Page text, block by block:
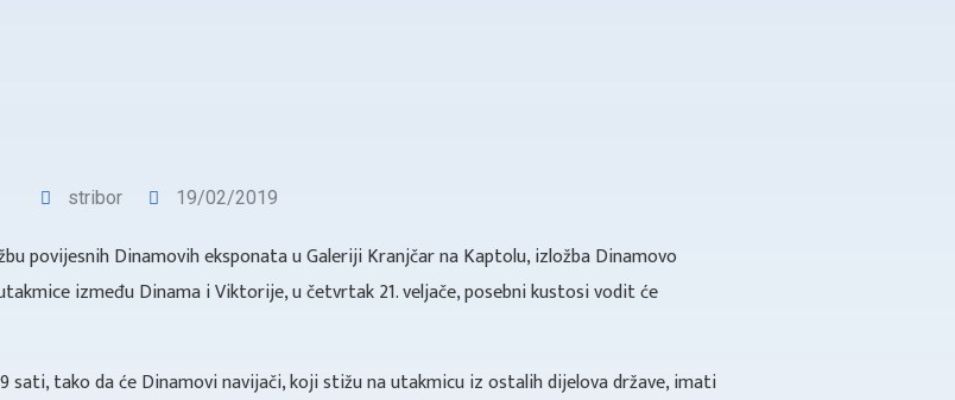
stribor 19/02/2019
povijesnih Dinamovih eksponata u Galeriji Kranjčar na Kaptolu, izložba Dinamovo
između Dinama i Viktorije, u četvrtak 21. veljače, posebni kustosi vodit će
sati, tako da će Dinamovi navijači, koji stižu na utakmicu iz ostalih dijelova države, imati